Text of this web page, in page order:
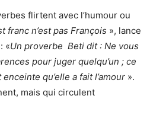
flirtent avec l’humour ou
franc n’est pas François », lance
«Un proverbe Beti dit : Ne vous
pour juger quelqu’un ; ce
qu’elle a fait l’amour ».
mais qui circulent